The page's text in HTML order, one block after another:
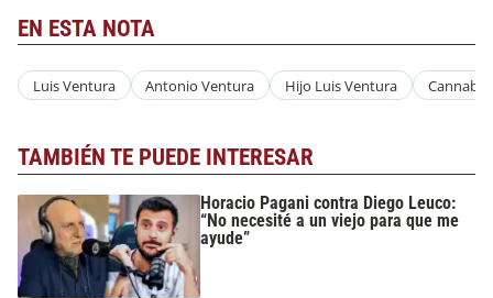
EN ESTA NOTA
Luis Ventura Antonio Ventura Hijo Luis Ventura Cannabis
TAMBIÉN TE PUEDE INTERESAR
Horacio Pagani contra Diego Leuco:
“No necesité a un viejo para que me
ayude”